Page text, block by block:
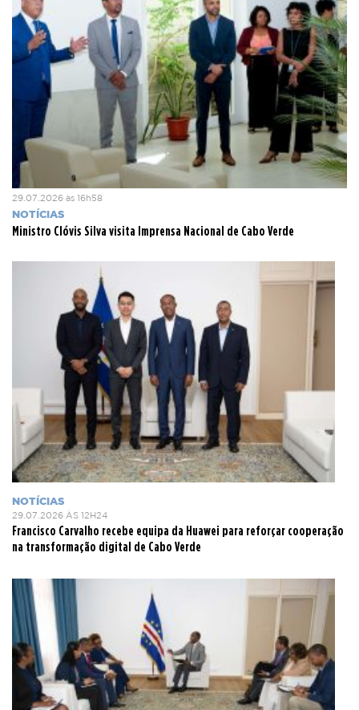
29.07.2026 às 16h58
NOTÍCIAS
Ministro Clóvis Silva visita Imprensa Nacional de Cabo Verde
NOTÍCIAS
29.07.2026 ÀS 12H24
Francisco Carvalho recebe equipa da Huawei para reforçar cooperação
na transformação digital de Cabo Verde